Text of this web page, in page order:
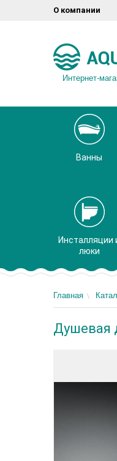
О компании
Интернет-
Ванны
Инсталляции
люки
Главная
Душевая